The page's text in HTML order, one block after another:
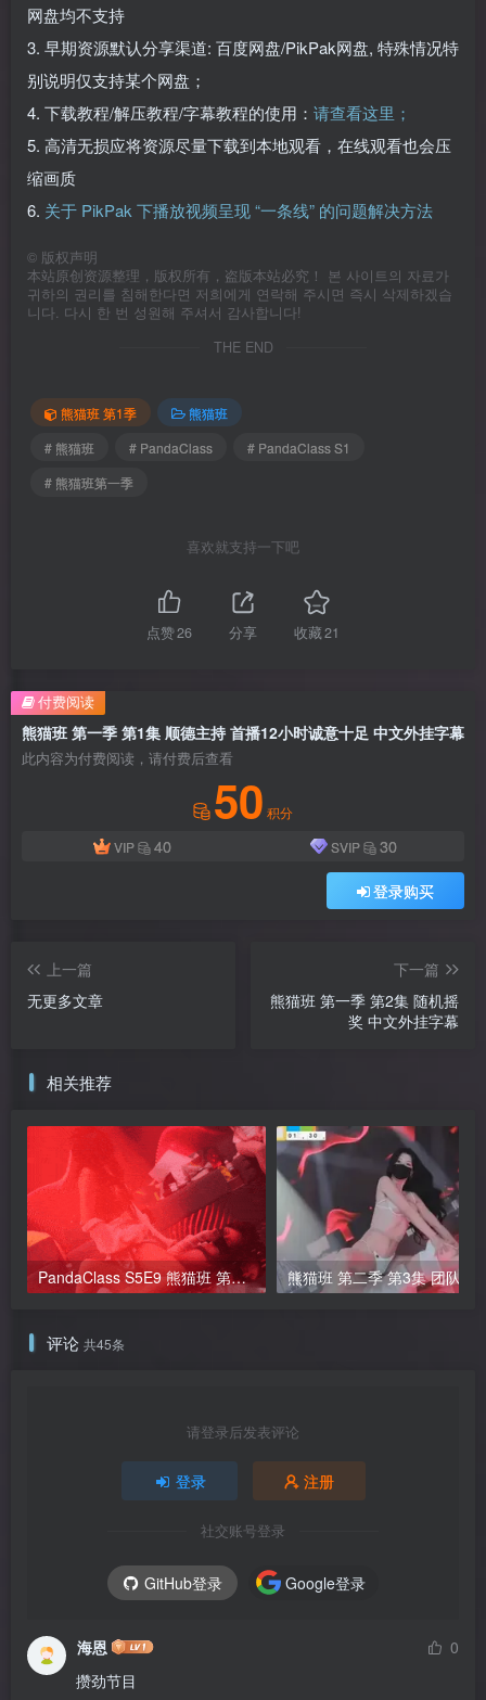
网盘均不支持
3. 早期资源默认分享渠道: 百度网盘/PikPak网盘, 特殊情况特
别说明仅支持某个网盘；
4. 下载教程/解压教程/字幕教程的使用： 请查看这里；
5. 高清无损应将资源尽量下载到本地观看，在线观看也会压
缩画质
6. 关于 PikPak 下播放视频呈现 “一条线” 的问题解决方法
© 版权声明
本站原创资源整理，版权所有，盗版本站必究！ 본 사이트의 자료가
귀하의 권리를 침해한다면 저희에게 연락해 주시면 즉시 삭제하겠습
니다. 다시 한 번 성원해 주셔서 감사합니다!
THE END
熊猫班 第1季
熊猫班
# 熊猫班
# PandaClass
# PandaClass S1
# 熊猫班第一季
喜欢就支持一下吧
点赞26 分享 收藏21
熊猫班 第一季 第1集 顺德主持 首播12小时诚意十足 中文外挂字幕
此内容为付费阅读，请付费后查看
50 积分
VIP
40 SVIP 30
登录购买
付费阅读
上一篇
无更多文章
下一篇
熊猫班 第一季 第2集 随机摇
奖 中文外挂字幕
相关推荐
PandaClass S5E9 熊猫班 第五季 第9期 提前下班日 简繁中文字幕
评论 共45条
请登录后发表评论
登录 注册
社交账号登录
GitHub登录 Google登录
海恩
0
攒劲节目